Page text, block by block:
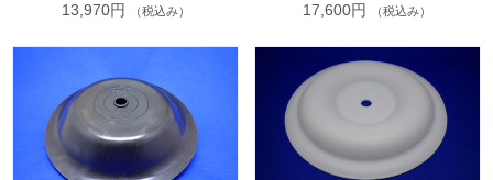
13,970円
（税込み）
17,600円
（税込み）